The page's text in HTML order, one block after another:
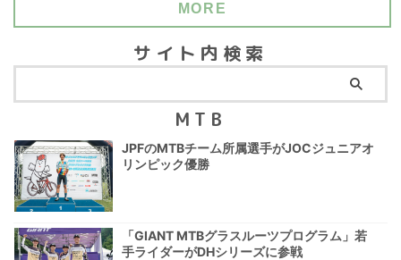
MORE
サイト内検索
MTB
JPFのMTBチーム所属選手がJOCジュニアオ
リンピック優勝
「GIANT MTBグラスルーツプログラム」若
手ライダーがDHシリーズに参戦